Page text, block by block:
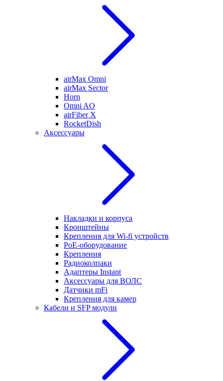
airMax Omni
airMax Sector
Horn
Omni AO
airFiber X
RocketDish
Аксессуары
Накладки и корпуса
Кронштейны
Крепления для Wi-fi устройств
РоЕ-оборудование
Крепления
Радиоколпаки
Адаптеры Instant
Аксессуары для ВОЛС
Датчики mFi
Крепления для камер
Кабели и SFP модули